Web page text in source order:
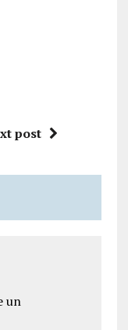
post
un